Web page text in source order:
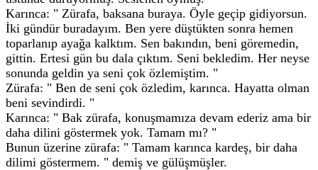
Karınca: " Zürafa, baksana buraya. Öyle geçip gidiyorsun.
İki gündür buradayım. Ben yere düştükten sonra hemen
toparlanıp ayağa kalktım. Sen bakındın, beni göremedin,
gittin. Ertesi gün bu dala çıktım. Seni bekledim. Her neyse
sonunda geldin ya seni çok özlemiştim. "
Zürafa: " Ben de seni çok özledim, karınca. Hayatta olman
beni sevindirdi. "
Karınca: " Bak zürafa, konuşmamıza devam ederiz ama bir
daha dilini göstermek yok. Tamam mı? "
Bunun üzerine zürafa: " Tamam karınca kardeş, bir daha
dilimi göstermem. " demiş ve gülüşmüşler.